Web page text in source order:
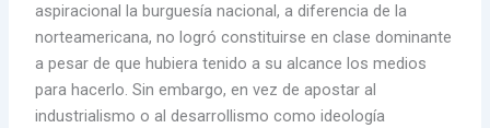
aspiracional la burguesía nacional, a diferencia de la
norteamericana, no logró constituirse en clase dominante
a pesar de que hubiera tenido a su alcance los medios
para hacerlo. Sin embargo, en vez de apostar al
industrialismo o al desarrollismo como ideología